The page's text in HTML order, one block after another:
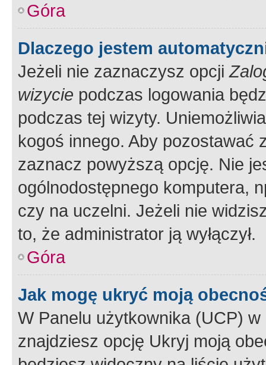
Góra
Dlaczego jestem
Jeżeli nie zaznaczysz opcji
wizycie podczas logowania
podczas tej wizyty.
kogoś innego. Aby pozostawać
zaznacz powyższą opcję. Nie
ogólnodostępnego komputera,
czy na uczelni. Jeżeli nie
to, że administrator ją wyłączył.
Góra
Jak mogę ukryć moją
W Panelu użytkownika (UCP) w
znajdziesz opcję Ukryj moją